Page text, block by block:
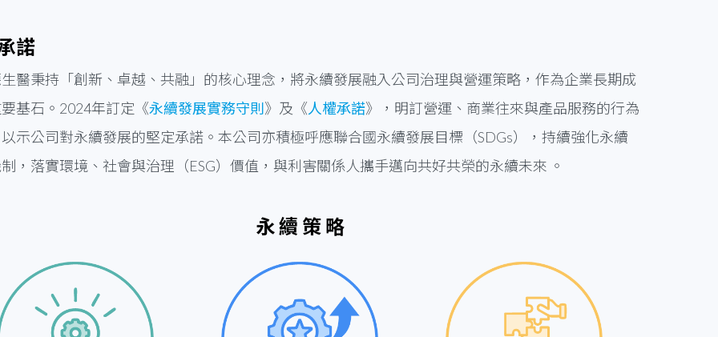
諾
醫秉持「創新、卓越、共融」的核心理念，將永續發展融入公司治理與營運策略，作為企業長期成
基石。2024年訂定《永續發展實務守則》及《人權承諾》，明訂營運、商業往來與產品服務的行為
示公司對永續發展的堅定承諾。本公司亦積極呼應聯合國永續發展目標（SDGs），持續強化永續
，落實環境、社會與治理（ESG）價值，與利害關係人攜手邁向共好共榮的永續未來 。
永 續 策 略